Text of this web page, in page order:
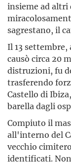
insieme ad altri
sagrestano, il
Il 13 settembre,
causò circa 20
distruzioni, fu
trasferendo
Castello di
barella dagli
Compiuto il
all'interno del
vecchio
identificati.